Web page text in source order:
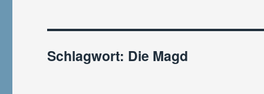
Schlagwort: Die Magd